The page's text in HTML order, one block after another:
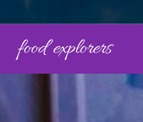
food explorers